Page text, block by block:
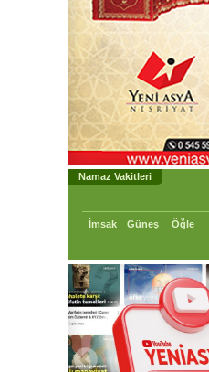
Namaz Vakitleri
İmsak Güneş Öğle